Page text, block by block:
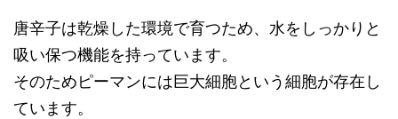
唐辛子は乾燥した環境で育つため、水をしっかりと
吸い保つ機能を持っています。
そのためピーマンには巨大細胞という細胞が存在し
ています。